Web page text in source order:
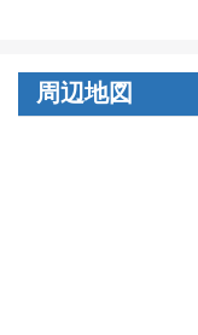
周辺地図